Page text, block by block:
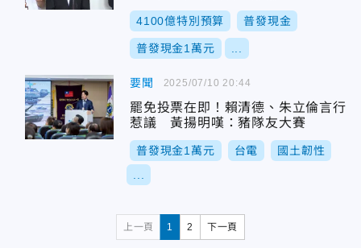
4100億特別預算 普發現金
普發現金1萬元
要聞
罷免投票在即！賴清德、朱立倫言行
惹議 黃揚明嘆：豬隊友大賽
普發現金1萬元 台電 國土韌性
2025/07/10 20:44
上一頁 1 2 下一頁